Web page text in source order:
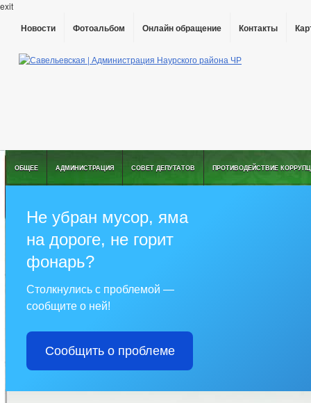
exit
Новости Фотоальбом Онлайн обращение Контакты
ОБЩЕЕ АДМИНИСТРАЦИЯ СОВЕТ ДЕПУТАТОВ ПРОТИВОДЕЙСТВИЕ
Не убран мусор, яма
на дороге, не горит
фонарь?
Столкнулись с проблемой —
сообщите о ней!
Сообщить о проблеме